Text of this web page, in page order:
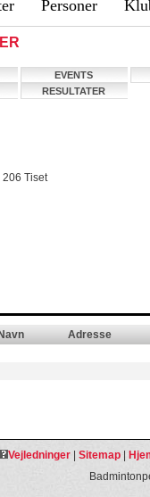
Personer
EVENTS
RESULTATER
Tiset
Navn Adresse
Vejledninger Sitemap